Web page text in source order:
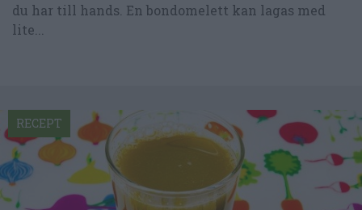
du har till hands. En bondomelett kan lagas med
lite...
RECEPT